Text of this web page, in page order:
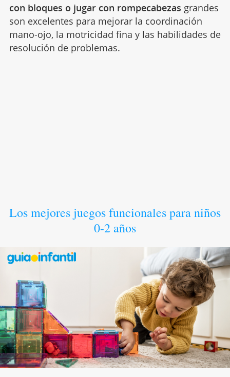
con bloques o jugar con rompecabezas grandes
son excelentes para mejorar la coordinación
mano-ojo, la motricidad fina y las habilidades de
resolución de problemas.
Los mejores juegos funcionales para niños
0-2 años